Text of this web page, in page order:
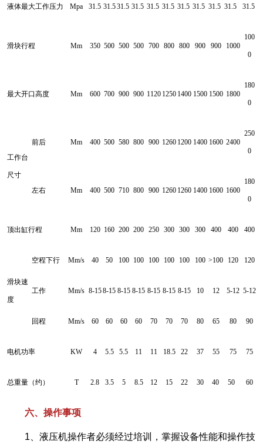
液体最大工作压力 Mpa 31.5 31.531.5 31.5 31.5 31.5 31.5 31.5 31.5 31.5 31.5
滑块行程 Mm 350 500 500 500 700 800 800 900 900 1000
100
0
最大开口高度 Mm 600 700 900 900 1120 1250 1400 1500 1500 1800
180
0
工作台
尺寸
前后 Mm 400 500 580 800 900 1260 1200 1400 1600 2400
250
0
左右 Mm 400 500 710 800 900 1260 1260 1400 1600 1600
180
0
顶出缸行程 Mm 120 160 200 200 250 300 300 300 400 400 400
滑块速
度
空程下行 Mm/s 40 50 100 100 100 100 100 100 >100 120 120
工作 Mm/s 8-158-15 8-15 8-15 8-15 8-15 8-15 10 12 5-12 5-12
回程 Mm/s 60 60 60 60 70 70 70 80 65 80 90
电机功率 KW 4 5.5 5.5 11 11 18.5 22 37 55 75 75
总重量（约） T 2.8 3.5 5 8.5 12 15 22 30 40 50 60
六、操作事项
1、液压机操作者必须经过培训，掌握设备性能和操作技